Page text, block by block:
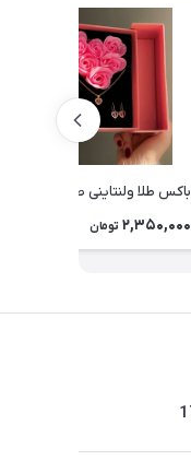
باکس طلا ولنتاینی صورتی
2,350,000 تومان